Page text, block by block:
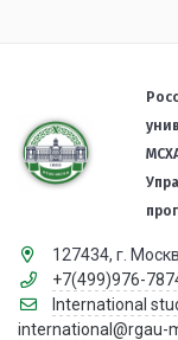
127434, г.
+7(499)976-
International
international@rgau-